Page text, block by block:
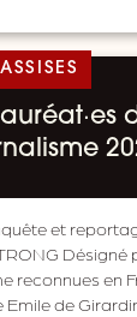
et
reconnues en
de